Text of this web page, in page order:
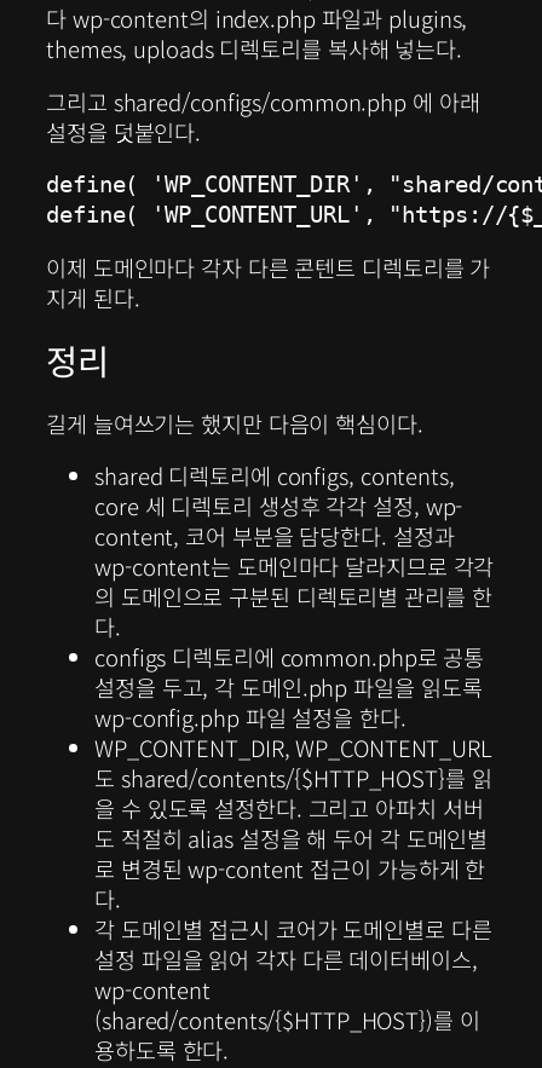
다 wp-content의 index.php 파일과 plugins,
themes, uploads 디렉토리를 복사해 넣는다.
그리고 shared/configs/common.php 에 아래
설정을 덧붙인다.
define( 'WP_CONTENT_DIR', "shared/
define( 'WP_CONTENT_URL', "https://
이제 도메인마다 각자 다른 콘텐트 디렉토리를 가
지게 된다.
정리
길게 늘여쓰기는 했지만 다음이 핵심이다.
shared 디렉토리에 configs, contents,
core 세 디렉토리 생성후 각각 설정, wp-
content, 코어 부분을 담당한다. 설정과
wp-content는 도메인마다 달라지므로 각각
의 도메인으로 구분된 디렉토리별 관리를 한
다.
configs 디렉토리에 common.php로 공통
설정을 두고, 각 도메인.php 파일을 읽도록
wp-config.php 파일 설정을 한다.
WP_CONTENT_DIR, WP_CONTENT_URL
도 shared/contents/{$HTTP_HOST}를 읽
을 수 있도록 설정한다. 그리고 아파치 서버
도 적절히 alias 설정을 해 두어 각 도메인별
로 변경된 wp-content 접근이 가능하게 한
다.
각 도메인별 접근시 코어가 도메인별로 다른
설정 파일을 읽어 각자 다른 데이터베이스,
wp-content
(shared/contents/{$HTTP_HOST})를 이
용하도록 한다.